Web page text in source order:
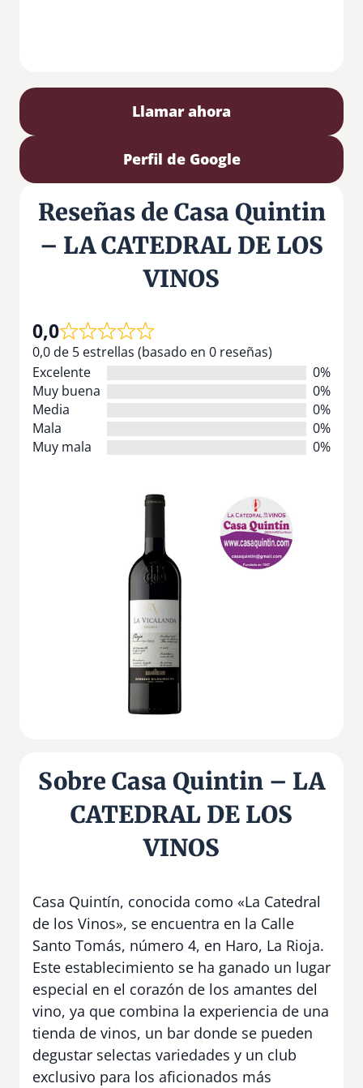
Llamar ahora
Perfil de Google
Reseñas de Casa Quintin
– LA CATEDRAL DE LOS
VINOS
0,0
0,0 de 5 estrellas (basado en 0 reseñas)
Excelente
0%
Muy buena
0%
Media
0%
Mala
0%
Muy mala
0%
Sobre Casa Quintin – LA
CATEDRAL DE LOS
VINOS
Casa Quintín, conocida como «La Catedral
de los Vinos», se encuentra en la Calle
Santo Tomás, número 4, en Haro, La Rioja.
Este establecimiento se ha ganado un lugar
especial en el corazón de los amantes del
vino, ya que combina la experiencia de una
tienda de vinos, un bar donde se pueden
degustar selectas variedades y un club
exclusivo para los aficionados más